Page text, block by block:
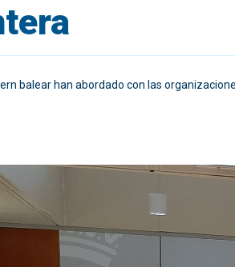
balear han abordado con las